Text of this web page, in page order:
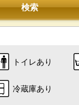
検索
トイレあり
冷蔵庫あり